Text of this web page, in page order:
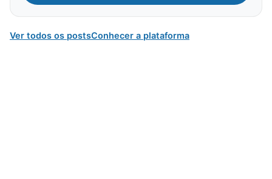
Ver todos os postsConhecer a plataforma